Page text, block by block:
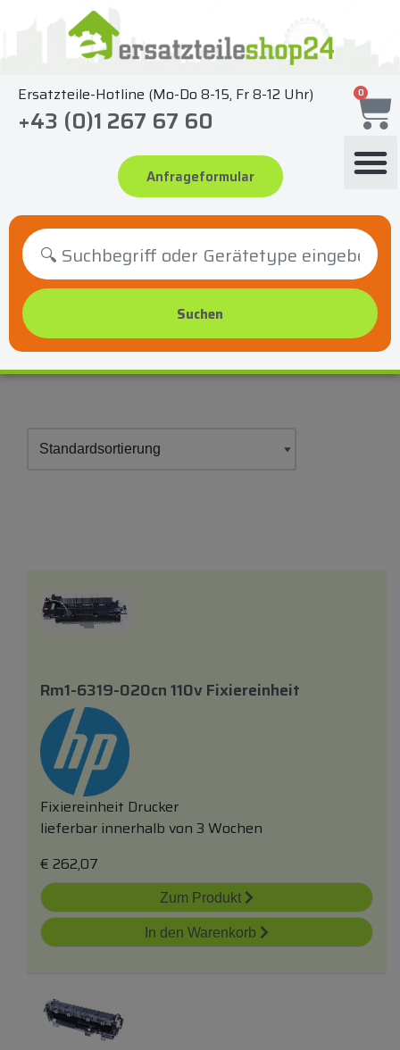
springen
Ersatzteile-Hotline (Mo-Do 8-15, Fr 8-12 Uhr)
+43 (0)1 267 67 60
Anfrageformular
0
Rm1-6319-020cn 110v Fixiereinheit
Fixiereinheit Drucker
lieferbar innerhalb von 3 Wochen
€ 262,07
Zum Produkt
In den Warenkorb